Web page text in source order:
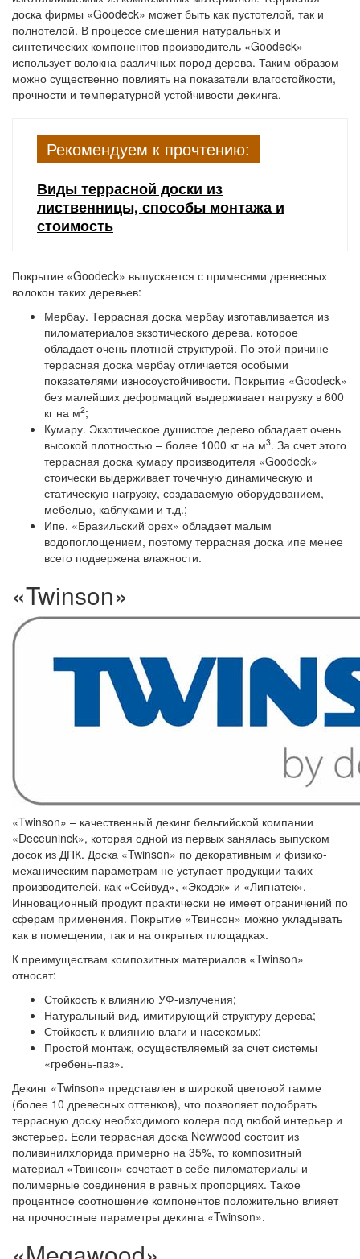
доска фирмы «Goodeck» может быть как пустотелой, так и
полнотелой. В процессе смешения натуральных и
синтетических компонентов производитель «Goodeck»
использует волокна различных пород дерева. Таким образом
можно существенно повлиять на показатели влагостойкости,
прочности и температурной устойчивости декинга.
Рекомендуем к прочтению:
Виды террасной доски из
лиственницы, способы монтажа и
стоимость
Покрытие «Goodeck» выпускается с примесями древесных
волокон таких деревьев:
Мербау. Террасная доска мербау изготавливается из
пиломатериалов экзотического дерева, которое
обладает очень плотной структурой. По этой причине
террасная доска мербау отличается особыми
показателями износоустойчивости. Покрытие «Goodeck»
без малейших деформаций выдерживает нагрузку в 600
кг на м2;
Кумару. Экзотическое душистое дерево обладает очень
высокой плотностью – более 1000 кг на м3. За счет этого
террасная доска кумару производителя «Goodeck»
стоически выдерживает точечную динамическую и
статическую нагрузку, создаваемую оборудованием,
мебелью, каблуками и т.д.;
Ипе. «Бразильский орех» обладает малым
водопоглощением, поэтому террасная доска ипе менее
всего подвержена влажности.
«Twinson»
«Twinson» – качественный декинг бельгийской компании
«Deceuninck», которая одной из первых занялась выпуском
досок из ДПК. Доска «Twinson» по декоративным и физико-
механическим параметрам не уступает продукции таких
производителей, как «Сейвуд», «Экодэк» и «Лигнатек».
Инновационный продукт практически не имеет ограничений по
сферам применения. Покрытие «Твинсон» можно укладывать
как в помещении, так и на открытых площадках.
К преимуществам композитных материалов «Twinson»
относят:
Стойкость к влиянию УФ-излучения;
Натуральный вид, имитирующий структуру дерева;
Стойкость к влиянию влаги и насекомых;
Простой монтаж, осуществляемый за счет системы
«гребень-паз».
Декинг «Twinson» представлен в широкой цветовой гамме
(более 10 древесных оттенков), что позволяет подобрать
террасную доску необходимого колера под любой интерьер и
экстерьер. Если террасная доска Newwood состоит из
поливинилхлорида примерно на 35%, то композитный
материал «Твинсон» сочетает в себе пиломатериалы и
полимерные соединения в равных пропорциях. Такое
процентное соотношение компонентов положительно влияет
на прочностные параметры декинга «Twinson».